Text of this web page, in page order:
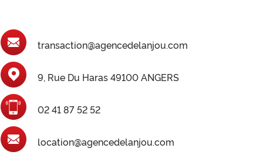
transaction@agencedelanjou.com
9, Rue Du Haras 49100 ANGERS
02 41 87 52 52
location@agencedelanjou.com